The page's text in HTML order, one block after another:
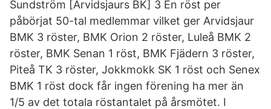
Sundström [Arvidsjaurs BK] 3 En röst per
påbörjat 50-tal medlemmar vilket ger Arvidsjaur
BMK 3 röster, BMK Orion 2 röster, Luleå BMK 2
röster, BMK Senan 1 röst, BMK Fjädern 3 röster,
Piteå TK 3 röster, Jokkmokk SK 1 röst och Senex
BMK 1 röst dock får ingen förening ha mer än
1/5 av det totala röstantalet på årsmötet. I